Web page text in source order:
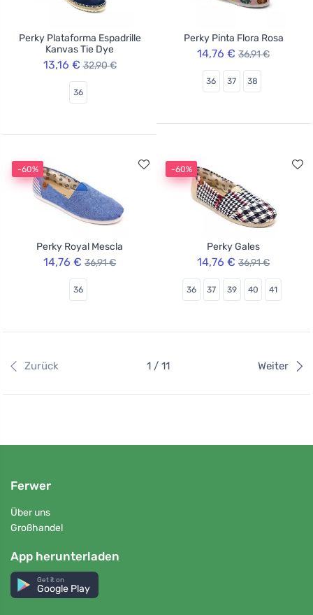
Perky Plataforma Espadrille
Kanvas Tie Dye
13,16 € 32,90 €
36
Perky Pinta Flora Rosa
14,76 € 36,91 €
36 37 38
-60%
Perky Royal Mescla
14,76 € 36,91 €
36
-60%
Perky Gales
14,76 € 36,91 €
36 37 39 40 41
Zurück 1 / 11 Weiter
Ferwer
Über uns
Großhandel
App herunterladen
Get it on
Google Play